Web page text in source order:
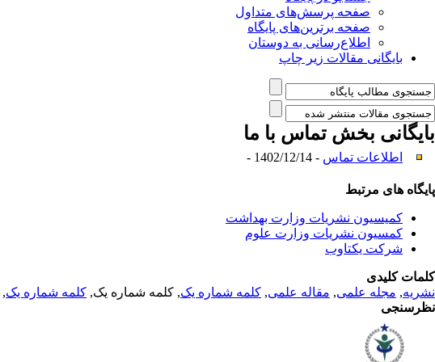
صفحه پرسش‌های متداول
صفحه برترین‌های پایگاه
اطلاع‌رسانی به دوستان
بایگانی مقالات زیر چاپ
بایگانی بخش تماس با ما
اطلاعات تماس - 1402/12/14 -
پایگاه های مرتبط
کمیسیون نشریات وزارت بهداشت
کمسیون نشریات وزارت علوم
شرکت یکتاوب
کلمات کلیدی
نشریه, مجله علمی, مقاله علمی, کلمه شماره یک, کلمه شماره یک, کلمه شماره یک,
نظرسنجی